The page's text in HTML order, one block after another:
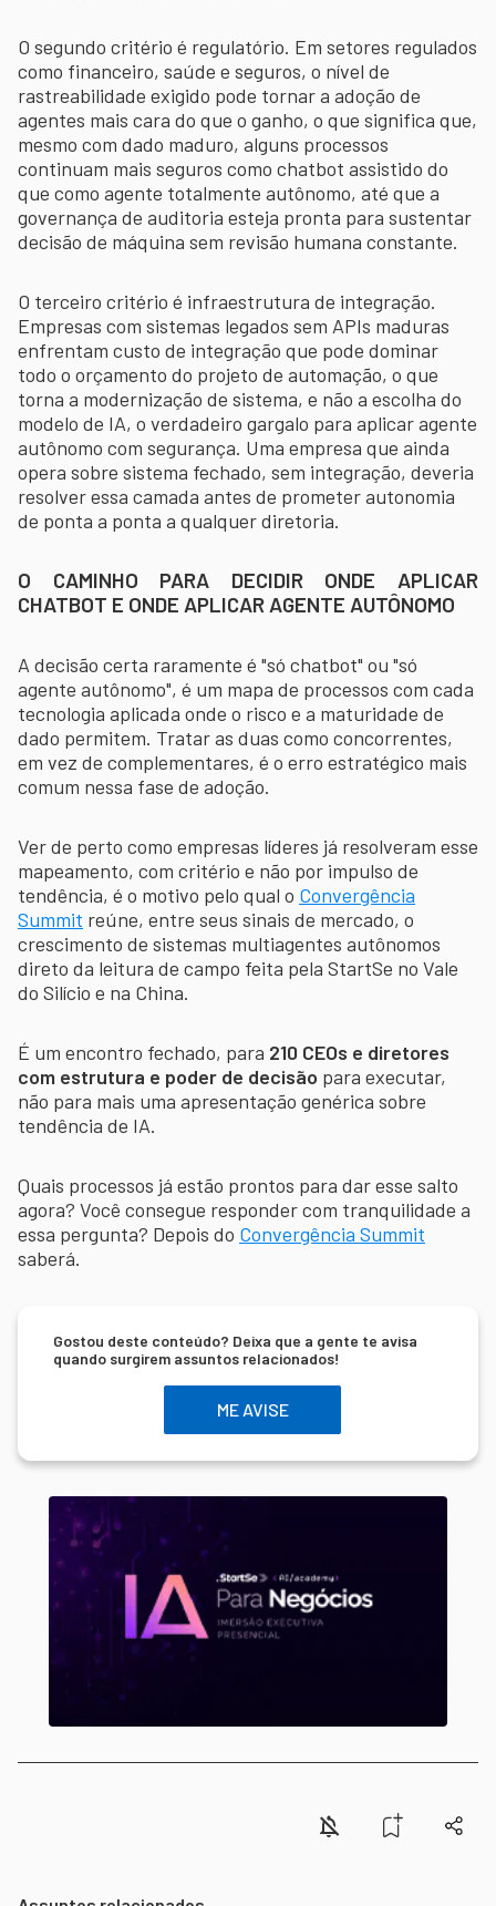
O segundo critério é regulatório. Em setores regulados
como financeiro, saúde e seguros, o nível de
rastreabilidade exigido pode tornar a adoção de
agentes mais cara do que o ganho, o que significa que,
mesmo com dado maduro, alguns processos
continuam mais seguros como chatbot assistido do
que como agente totalmente autônomo, até que a
governança de auditoria esteja pronta para sustentar
decisão de máquina sem revisão humana constante.
O terceiro critério é infraestrutura de integração.
Empresas com sistemas legados sem APIs maduras
enfrentam custo de integração que pode dominar
todo o orçamento do projeto de automação, o que
torna a modernização de sistema, e não a escolha do
modelo de IA, o verdadeiro gargalo para aplicar agente
autônomo com segurança. Uma empresa que ainda
opera sobre sistema fechado, sem integração, deveria
resolver essa camada antes de prometer autonomia
de ponta a ponta a qualquer diretoria.
O CAMINHO PARA DECIDIR ONDE APLICAR
CHATBOT E ONDE APLICAR AGENTE AUTÔNOMO
A decisão certa raramente é "só chatbot" ou "só
agente autônomo", é um mapa de processos com cada
tecnologia aplicada onde o risco e a maturidade de
dado permitem. Tratar as duas como concorrentes,
em vez de complementares, é o erro estratégico mais
comum nessa fase de adoção.
Ver de perto como empresas líderes já resolveram esse
mapeamento, com critério e não por impulso de
tendência, é o motivo pelo qual o Convergência
Summit reúne, entre seus sinais de mercado, o
crescimento de sistemas multiagentes autônomos
direto da leitura de campo feita pela StartSe no Vale
do Silício e na China.
É um encontro fechado, para 210 CEOs e diretores
com estrutura e poder de decisão para executar,
não para mais uma apresentação genérica sobre
tendência de IA.
Quais processos já estão prontos para dar esse salto
agora? Você consegue responder com tranquilidade a
essa pergunta? Depois do Convergência Summit
saberá.
Gostou deste conteúdo? Deixa que a gente te avisa
quando surgirem assuntos relacionados!
ME AVISE